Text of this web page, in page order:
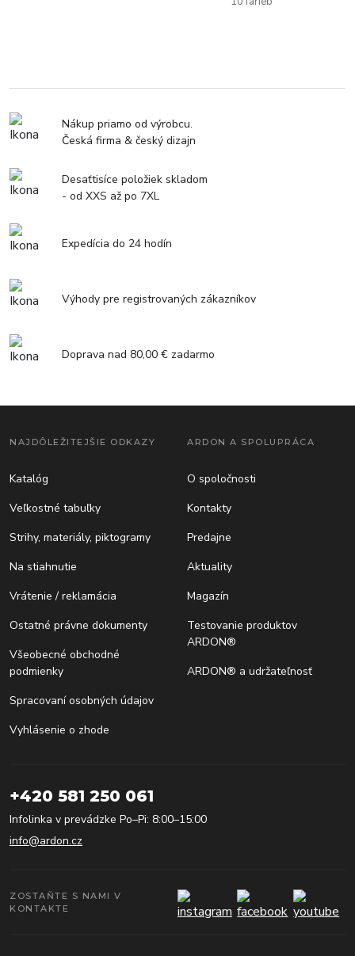
Nákup priamo od výrobcu.
Česká firma & český dizajn
Desaťtisíce položiek skladom
- od XXS až po 7XL
Expedícia do 24 hodín
Výhody pre registrovaných zákazníkov
Doprava nad 80,00 € zadarmo
NAJDÔLEŽITEJŠIE ODKAZY
Katalóg
Veľkostné tabuľky
Strihy, materiály, piktogramy
Na stiahnutie
Vrátenie / reklamácia
Ostatné právne dokumenty
Všeobecné obchodné
podmienky
Spracovaní osobných údajov
Vyhlásenie o zhode
ARDON A SPOLUPRÁCA
O spoločnosti
Kontakty
Predajne
Aktuality
Magazín
Testovanie produktov
ARDON®
ARDON® a udržateľnosť
+420 581 250 061
Infolinka v prevádzke Po–Pi: 8:00–15:00
info@ardon.cz
ZOSTAŇTE S NAMI V
KONTAKTE